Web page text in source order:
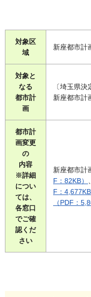
対象区
域
新座都市計
対象と
なる
都市計
画
〔埼玉県決
新座都市計
都市計
画変更
の
内容
※詳細
につい
ては、
各窓口
でご確
認くだ
さい
新座都市計
F：82KB） 、
F：4,677KB
（PDF：